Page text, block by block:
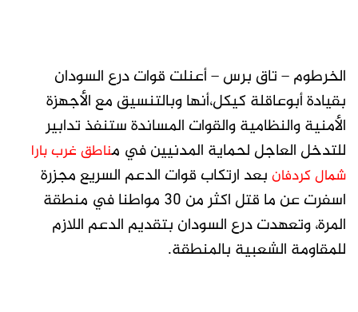
الخرطوم – تاق برس – أعنلت قوات درع السودان
بقيادة أبوعاقلة كيكل،أنها وبالتنسيق مع الأجهزة
الأمنية والنظامية والقوات المساندة ستنفذ تدابير
للتدخل العاجل لحماية المدنيين في مناطق غرب بارا
شمال كردفان بعد ارتكاب قوات الدعم السريع مجزرة
اسفرت عن ما قتل اكثر من 30 مواطنا في منطقة
المرة، وتعهدت درع السودان بتقديم الدعم اللازم
للمقاومة الشعبية بالمنطقة.